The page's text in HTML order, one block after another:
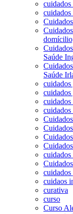
cuidados
cuidados
Saúde
Saúde
cuidados
cuidados
cuidaos
curativa
curso
Curso